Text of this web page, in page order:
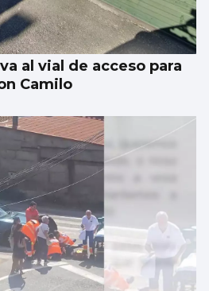
al vial de acceso para
Camilo